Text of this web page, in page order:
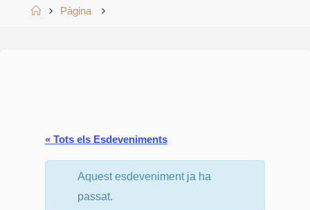
HomePàgina
« Tots els Esdeveniments
Aquest esdeveniment ja ha
passat.